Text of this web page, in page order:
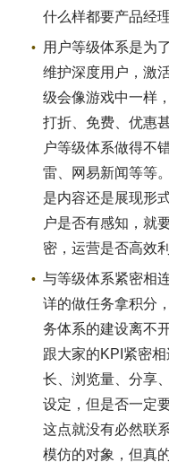
什么样都要产品经
用户等级体系是为
维护深度用户，激
级会像游戏中一样
打折、免费、优惠
户等级体系做得不
雷、网易新闻等等
是内容还是展现形
户是否有感知，就
密，运营是否高效
与等级体系紧密相
详的做任务拿积分
务体系的建设离不
跟大家的KPI紧密
长、浏览量、分享
设定，但是否一定
这点就没有必然联
模仿的对象，但真